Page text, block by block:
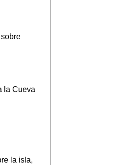
la Cueva
la isla,